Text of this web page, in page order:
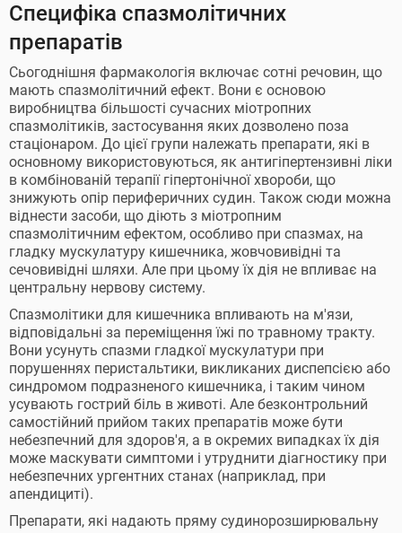
Специфіка спазмолітичних
препаратів
Сьогоднішня фармакологія включає сотні речовин, що
мають спазмолітичний ефект. Вони є основою
виробництва більшості сучасних міотропних
спазмолітиків, застосування яких дозволено поза
стаціонаром. До цієї групи належать препарати, які в
основному використовуються, як антигіпертензивні ліки
в комбінованій терапії гіпертонічної хвороби, що
знижують опір периферичних судин. Також сюди можна
віднести засоби, що діють з міотропним
спазмолітичним ефектом, особливо при спазмах, на
гладку мускулатуру кишечника, жовчовивідні та
сечовивідні шляхи. Але при цьому їх дія не впливає на
центральну нервову систему.
Спазмолітики для кишечника впливають на м'язи,
відповідальні за переміщення їжі по травному тракту.
Вони усунуть спазми гладкої мускулатури при
порушеннях перистальтики, викликаних диспепсією або
синдромом подразненого кишечника, і таким чином
усувають гострий біль в животі. Але безконтрольний
самостійний прийом таких препаратів може бути
небезпечний для здоров'я, а в окремих випадках їх дія
може маскувати симптоми і утруднити діагностику при
небезпечних ургентних станах (наприклад, при
апендициті).
Препарати, які надають пряму судинорозширювальну